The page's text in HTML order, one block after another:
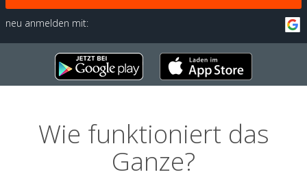
neu anmelden mit:
Wie funktioniert das
Ganze?